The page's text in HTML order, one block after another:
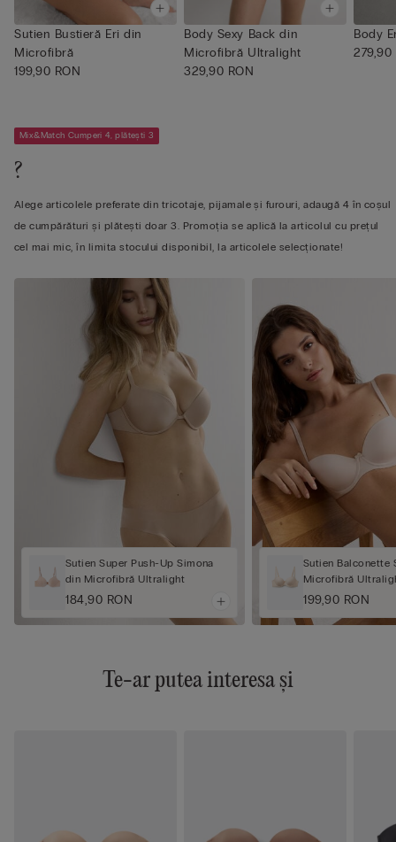
Sutien Bustieră Eri din
Microfibră
199,90 RON
Body Sexy Back din
Microfibră Ultralight
329,90 RON
Body
279,90
Mix&Match Cumperi 4, plătești 3
?
Alege articolele preferate din tricotaje, pijamale și furouri, adaugă 4 în coșul
de cumpărături și plătești doar 3. Promoția se aplică la articolul cu prețul
cel mai mic, în limita stocului disponibil, la articolele selecționate!
Sutien Super Push-Up Simona
din Microfibră Ultralight
184,90 RON
Sutien Balconette
Microfibră
199,90 RON
Te-ar putea interesa și